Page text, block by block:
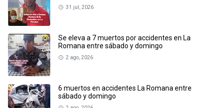
31 jul, 2026
Se eleva a 7 muertos por accidentes en La
Romana entre sábado y domingo
2 ago, 2026
6 muertos en accidentes La Romana entre
sábado y domingo